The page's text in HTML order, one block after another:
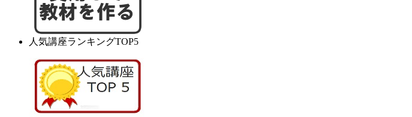
人気講座ランキングTOP5